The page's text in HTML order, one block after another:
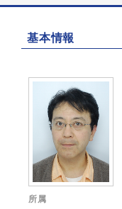
基本情報
所属